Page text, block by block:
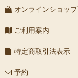
オンラインショップ
ご利用案内
特定商取引法表示
予約